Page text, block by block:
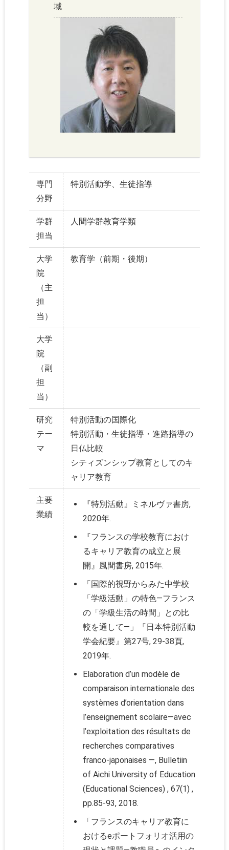
域
専門
分野
特別活動学、生徒指導
学群
担当
人間学群教育学類
大学
院
（主
担
当）
教育学（前期・後期）
大学
院
（副
担
当）
研究
テー
マ
特別活動の国際化
特別活動・生徒指導・進路指導の
日仏比較
シティズンシップ教育としてのキ
ャリア教育
主要
業績
『特別活動』ミネルヴァ書房,
2020年.
『フランスの学校教育におけ
るキャリア教育の成立と展
開』風間書房, 2015年.
「国際的視野からみた中学校
「学級活動」の特色―フランス
の「学級生活の時間」との比
較を通して―」『日本特別活動
学会紀要』第27号, 29-38頁,
2019年.
Elaboration d’un modèle de
comparaison internationale des
systèmes d’orientation dans
l’enseignement scolaire―avec
l’exploitation des résultats de
recherches comparatives
franco-japonaises ―, Bulletiin
of Aichi University of Education
(Educational Sciences) , 67(1) ,
pp.85-93, 2018.
「フランスのキャリア教育に
おけるeポートフォリオ活用の